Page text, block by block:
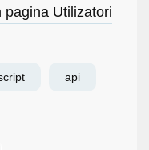
Utilizatori
api